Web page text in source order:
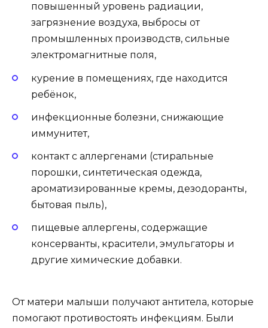
повышенный уровень радиации,
загрязнение воздуха, выбросы от
промышленных производств, сильные
электромагнитные поля,
курение в помещениях, где находится
ребёнок,
инфекционные болезни, снижающие
иммунитет,
контакт с аллергенами (стиральные
порошки, синтетическая одежда,
ароматизированные кремы, дезодоранты,
бытовая пыль),
пищевые аллергены, содержащие
консерванты, красители, эмульгаторы и
другие химические добавки.
От матери малыши получают антитела, которые
помогают противостоять инфекциям. Были